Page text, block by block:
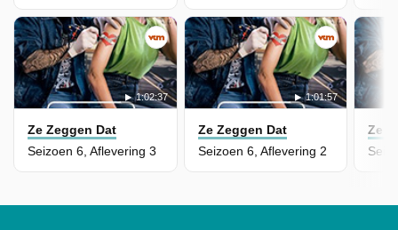
1:02:37
Ze Zeggen Dat
Seizoen 6, Aflevering 3
1:01:57
Ze Zeggen Dat
Seizoen 6, Aflevering 2
Ze